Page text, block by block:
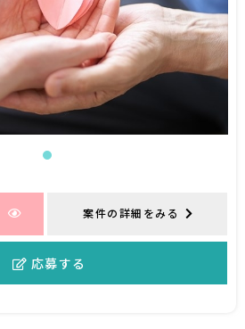
応募する
案件の詳細をみる